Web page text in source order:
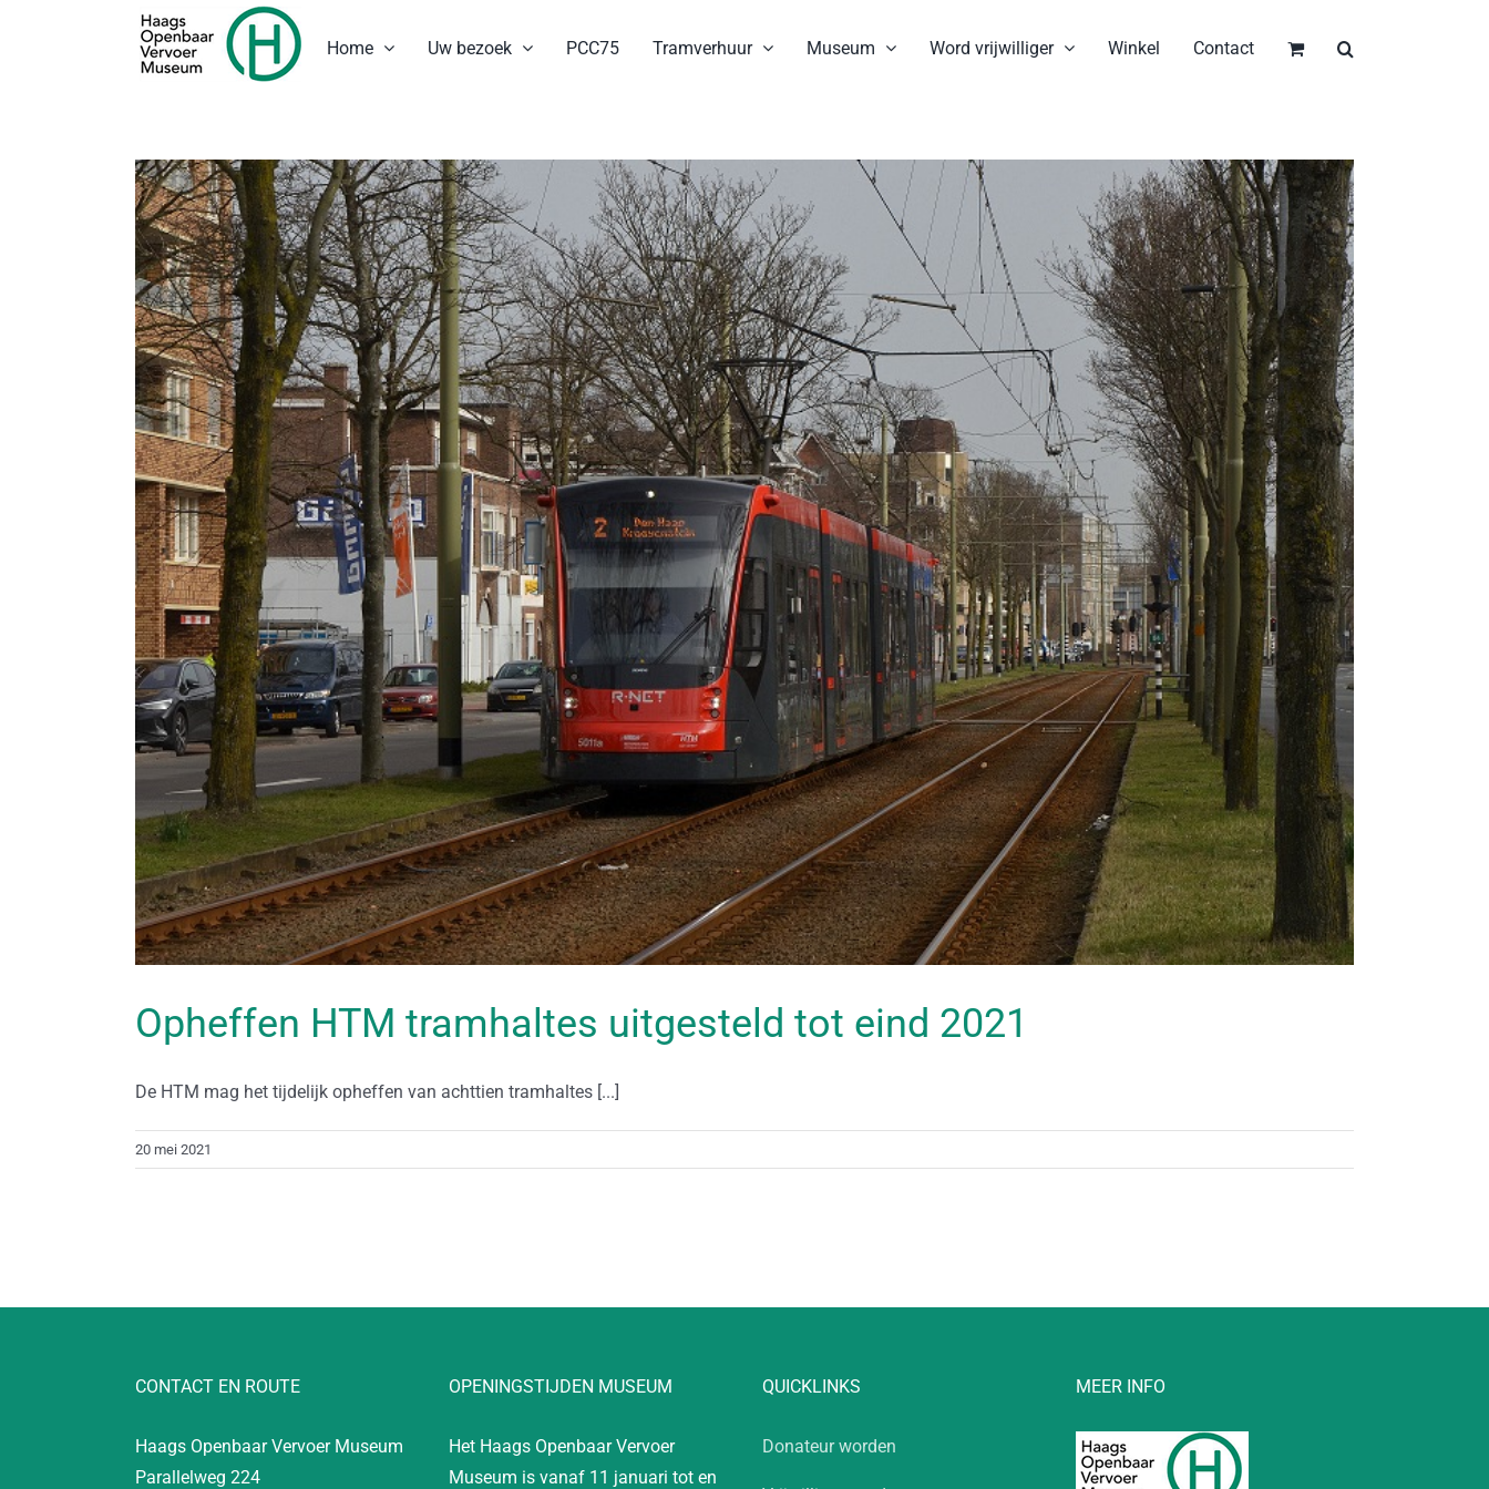
Home Uw bezoek PCC75 Tramverhuur Museum Word vrijwilliger Winkel Contact
Opheffen HTM tramhaltes uitgesteld tot eind 2021
De HTM mag het tijdelijk opheffen van achttien tramhaltes [...]
20 mei 2021
CONTACT EN ROUTE
Haags Openbaar Vervoer Museum
Parallelweg 224
OPENINGSTIJDEN MUSEUM
Het Haags Openbaar Vervoer
Museum is vanaf 11 januari tot en
QUICKLINKS
Donateur worden
MEER INFO